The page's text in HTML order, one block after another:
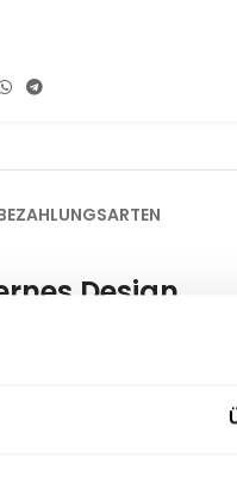
ZAHLUNGSARTEN
Design
mit einem
und Außenbereichen,